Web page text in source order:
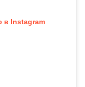
в Instagram